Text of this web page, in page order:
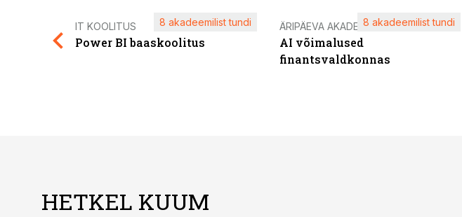
IT KOOLITUS
Power BI baaskoolitus
8 akadeemilist tundi ÄRIPÄEVA AKADEEMIA
AI võimalused
finantsvaldkonnas
8 akadeemilist tundi
HETKEL KUUM